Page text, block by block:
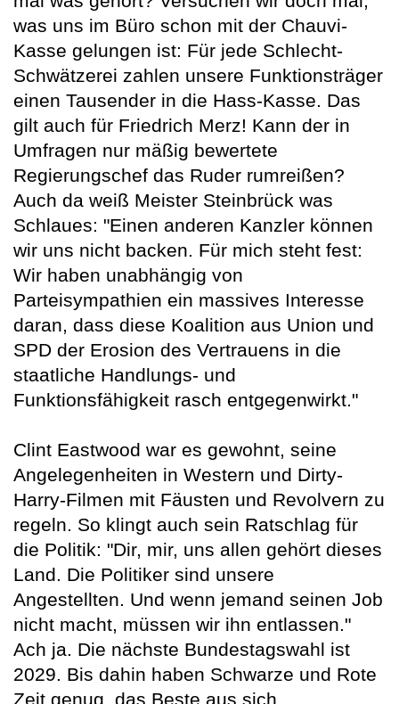
was uns im Büro schon mit der Chauvi-
Kasse gelungen ist: Für jede Schlecht-
Schwätzerei zahlen unsere Funktionsträger
einen Tausender in die Hass-Kasse. Das
gilt auch für Friedrich Merz! Kann der in
Umfragen nur mäßig bewertete
Regierungschef das Ruder rumreißen?
Auch da weiß Meister Steinbrück was
Schlaues: "Einen anderen Kanzler können
wir uns nicht backen. Für mich steht fest:
Wir haben unabhängig von
Parteisympathien ein massives Interesse
daran, dass diese Koalition aus Union und
SPD der Erosion des Vertrauens in die
staatliche Handlungs- und
Funktionsfähigkeit rasch entgegenwirkt."
Clint Eastwood war es gewohnt, seine
Angelegenheiten in Western und Dirty-
Harry-Filmen mit Fäusten und Revolvern zu
regeln. So klingt auch sein Ratschlag für
die Politik: "Dir, mir, uns allen gehört dieses
Land. Die Politiker sind unsere
Angestellten. Und wenn jemand seinen Job
nicht macht, müssen wir ihn entlassen."
Ach ja. Die nächste Bundestagswahl ist
2029. Bis dahin haben Schwarze und Rote
Zeit genug, das Beste aus sich